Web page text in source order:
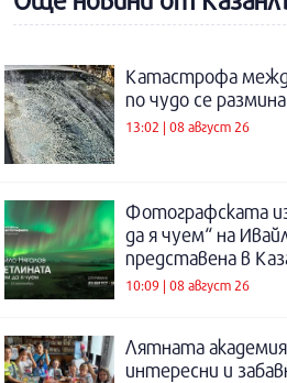
Катастрофа
по чудо се
13:02 | 08 август 26
Фотографската
да я чуем“ на
представена в
10:09 | 08 август 26
Лятната
интересни и